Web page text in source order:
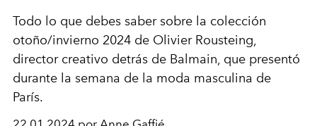
Todo lo que debes saber sobre la colección
otoño/invierno 2024 de Olivier Rousteing,
director creativo detrás de Balmain, que presentó
durante la semana de la moda masculina de
París.